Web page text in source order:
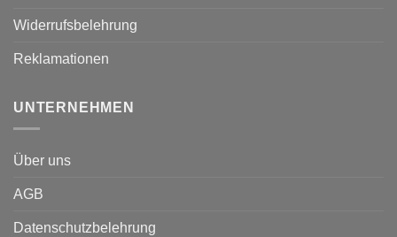
Widerrufsbelehrung
Reklamationen
UNTERNEHMEN
Über uns
AGB
Datenschutzbelehrung